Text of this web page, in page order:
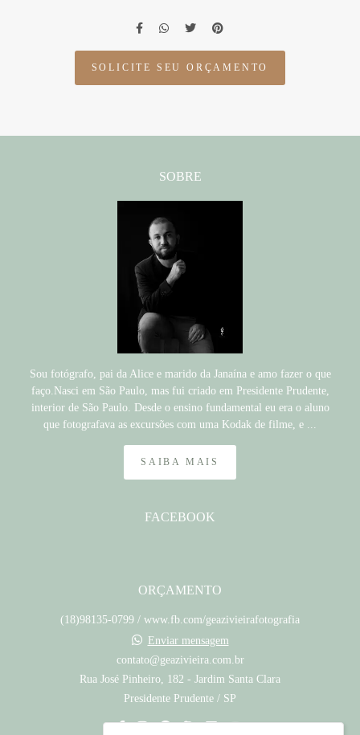
SOLICITE SEU ORÇAMENTO
SOBRE
Sou fotógrafo, pai da Alice e marido da Janaína e amo fazer o que
faço.Nasci em São Paulo, mas fui criado em Presidente Prudente,
interior de São Paulo. Desde o ensino fundamental eu era o aluno
que fotografava as excursões com uma Kodak de filme, e ...
SAIBA MAIS
FACEBOOK
ORÇAMENTO
(18)98135-0799 / www.fb.com/geazivieirafotografia
Enviar mensagem
contato@geazivieira.com.br
Rua José Pinheiro, 182 - Jardim Santa Clara
Presidente Prudente / SP